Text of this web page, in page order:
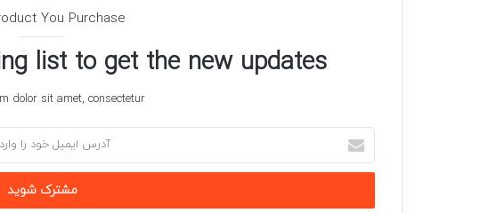
You Purchase
list to get the new updates!
dolor sit amet, consectetur.
آدرس
ایمیل
خود
وارد